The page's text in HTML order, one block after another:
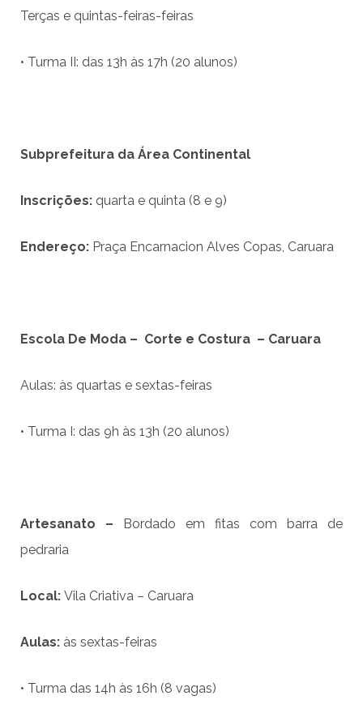
Terças e quintas-feiras-feiras
• Turma II: das 13h às 17h (20 alunos)
Subprefeitura da Área Continental
Inscrições: quarta e quinta (8 e 9)
Endereço: Praça Encarnacion Alves Copas, Caruara
Escola De Moda – Corte e Costura – Caruara
Aulas: às quartas e sextas-feiras
• Turma I: das 9h às 13h (20 alunos)
Artesanato –
Bordado em fitas com barra de
pedraria
Local: Vila Criativa – Caruara
Aulas: às sextas-feiras
• Turma das 14h às 16h (8 vagas)